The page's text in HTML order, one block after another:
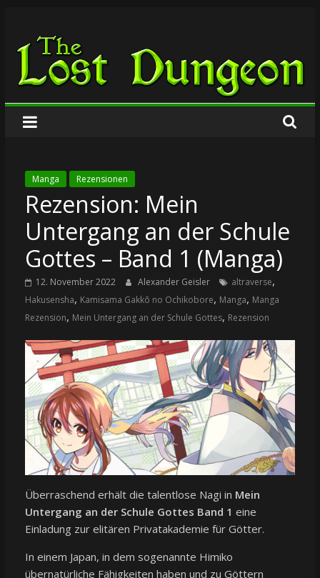
springen
The
Lost
Dungeon
Manga Rezensionen
Rezension: Mein
Untergang an der Schule
Gottes – Band 1 (Manga)
12. November 2022 Alexander Geisler altraverse,
Hakusensha, Kamisama Gakkō no Ochikobore, Manga, Manga
Rezension, Mein Untergang an der Schule Gottes, Rezension
Überraschend erhält die talentlose Nagi in Mein
Untergang an der Schule Gottes Band 1 eine
Einladung zur elitären Privatakademie für Götter.
In einem Japan, in dem sogenannte Himiko
übernatürliche Fähigkeiten haben und zu Göttern